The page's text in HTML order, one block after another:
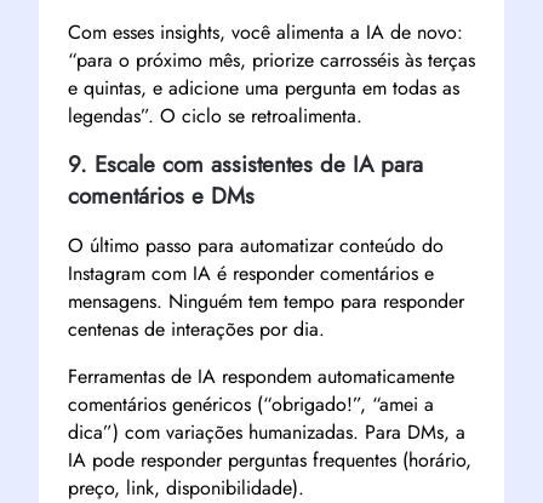
Com esses insights, você alimenta a IA de novo:
“para o próximo mês, priorize carrosséis às terças
e quintas, e adicione uma pergunta em todas as
legendas”. O ciclo se retroalimenta.
9. Escale com assistentes de IA para
comentários e DMs
O último passo para automatizar conteúdo do
Instagram com IA é responder comentários e
mensagens. Ninguém tem tempo para responder
centenas de interações por dia.
Ferramentas de IA respondem automaticamente
comentários genéricos (“obrigado!”, “amei a
dica”) com variações humanizadas. Para DMs, a
IA pode responder perguntas frequentes (horário,
preço, link, disponibilidade).